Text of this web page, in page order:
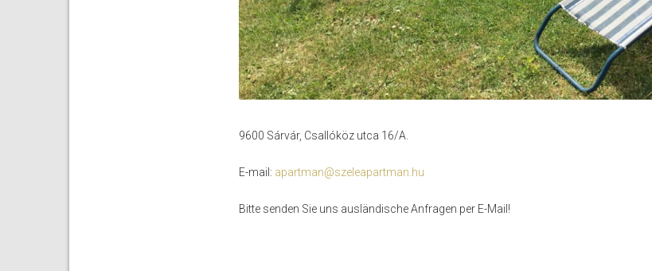
9600 Sárvár, Csallóköz utca 16/A.
E-mail: apartman@szeleapartman.hu
Bitte senden Sie uns ausländische Anfragen per E-Mail!